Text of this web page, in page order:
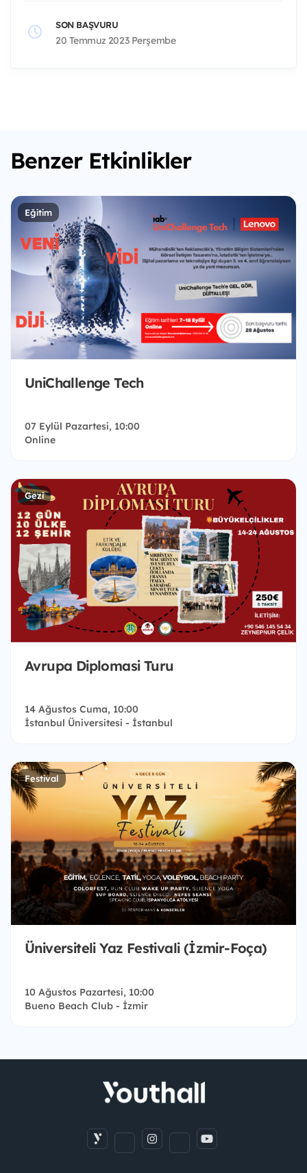
SON BAŞVURU
20 Temmuz 2023 Perşembe
Benzer Etkinlikler
Eğitim
UniChallenge Tech
07 Eylül Pazartesi, 10:00
Online
Gezi
Avrupa Diplomasi Turu
14 Ağustos Cuma, 10:00
İstanbul Üniversitesi - İstanbul
Festival
Üniversiteli Yaz Festivali (İzmir-Foça)
10 Ağustos Pazartesi, 10:00
Bueno Beach Club - İzmir